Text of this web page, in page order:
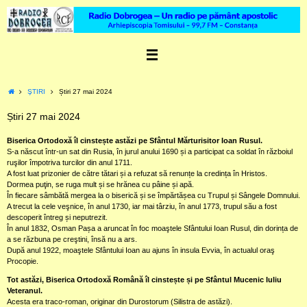
content
HomeŞTIRI Știri 27 mai 2024
Știri 27 mai 2024
Biserica Ortodoxă îl cinstește astăzi pe Sfântul Mărturisitor Ioan Rusul.
S-a născut într-un sat din Rusia, în jurul anului 1690 și a participat ca soldat în războiul
ruşilor împotriva turcilor din anul 1711.
A fost luat prizonier de către tătari și a refuzat să renunțe la credința în Hristos.
Dormea puţin, se ruga mult și se hrănea cu pâine și apă.
În fiecare sâmbătă mergea la o biserică și se împărtășea cu Trupul și Sângele Domnului.
A trecut la cele veşnice, în anul 1730, iar mai târziu, în anul 1773, trupul său a fost
descoperit întreg și neputrezit.
În anul 1832, Osman Pașa a aruncat în foc moaştele Sfântului Ioan Rusul, din dorința de
a se răzbuna pe creştini, însă nu a ars.
După anul 1922, moaştele Sfântului Ioan au ajuns în insula Evvia, în actualul oraş
Procopie.
Tot astăzi, Biserica Ortodoxă Română îl cinstește și pe Sfântul Mucenic Iuliu
Veteranul.
Acesta era traco-roman, originar din Durostorum (Silistra de astăzi).